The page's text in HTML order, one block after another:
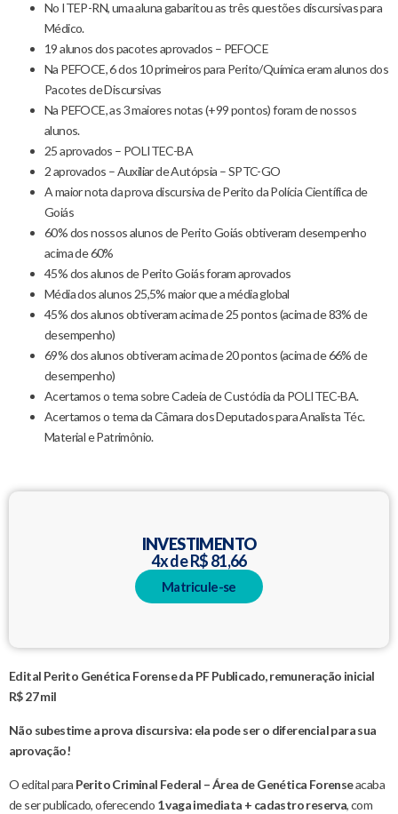
No ITEP-RN, uma aluna gabaritou as três questões discursivas para
Médico.
19 alunos dos pacotes aprovados – PEFOCE
Na PEFOCE, 6 dos 10 primeiros para Perito/Química eram alunos dos
Pacotes de Discursivas
Na PEFOCE, as 3 maiores notas (+99 pontos) foram de nossos
alunos.
25 aprovados – POLITEC-BA
2 aprovados – Auxiliar de Autópsia – SPTC-GO
A maior nota da prova discursiva de Perito da Polícia Científica de
Goiás
60% dos nossos alunos de Perito Goiás obtiveram desempenho
acima de 60%
45% dos alunos de Perito Goiás foram aprovados
Média dos alunos 25,5% maior que a média global
45% dos alunos obtiveram acima de 25 pontos (acima de 83% de
desempenho)
69% dos alunos obtiveram acima de 20 pontos (acima de 66% de
desempenho)
Acertamos o tema sobre Cadeia de Custódia da POLITEC-BA.
Acertamos o tema da Câmara dos Deputados para Analista Téc.
Material e Patrimônio.
INVESTIMENTO
4x de R$ 81,66
Matricule-se
Edital Perito Genética Forense da PF Publicado, remuneração inicial
R$ 27 mil
Não subestime a prova discursiva: ela pode ser o diferencial para sua
aprovação!
O edital para Perito Criminal Federal – Área de Genética Forenseacaba
de ser publicado, oferecendo 1 vaga imediata + cadastro reserva, com